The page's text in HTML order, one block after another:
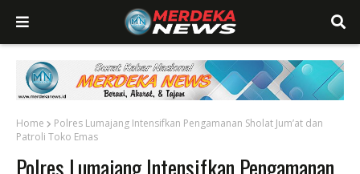
Home
Polres Lumajang Intensifkan Pengamanan Sholat Jum’at dan
Patroli Toko Emas